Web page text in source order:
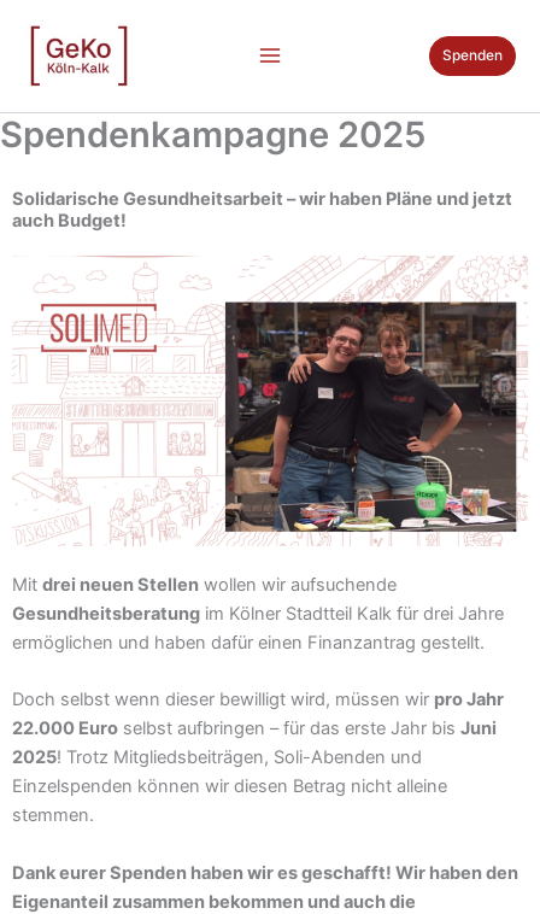
springen
Spenden
Spendenkampagne 2025
Solidarische Gesundheitsarbeit – wir haben Pläne und jetzt
auch Budget!
Mit drei neuen Stellen wollen wir aufsuchende
Gesundheitsberatung im Kölner Stadtteil Kalk für drei Jahre
ermöglichen und haben dafür einen Finanzantrag gestellt.
Doch selbst wenn dieser bewilligt wird, müssen wir pro Jahr
22.000 Euro selbst aufbringen – für das erste Jahr bis Juni
2025! Trotz Mitgliedsbeiträgen, Soli-Abenden und
Einzelspenden können wir diesen Betrag nicht alleine
stemmen.
Dank eurer Spenden haben wir es geschafft! Wir haben den
Eigenanteil zusammen bekommen und auch die